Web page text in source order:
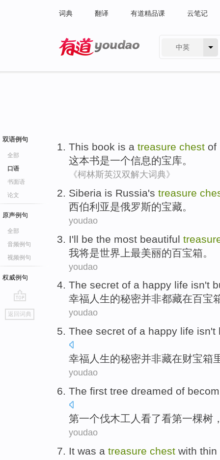
词典 翻译 有道精品课 云笔记
中英
双语例句
全部
口语
书面语
论文
原声例句
全部
音频例句
视频例句
权威例句
go
top
返回词典
This book is a treasure chest of
这本书是一个信息的宝库。
《柯林斯英汉双解大词典》
Siberia is Russia's treasure
西伯利亚是俄罗斯的宝藏。
youdao
I'll be the most beautiful
我将是世界 上最美丽的百宝箱 。
youdao
The secret of a happy life isn't
幸福 人生的秘密并非都藏在百宝
youdao
Thee secret of a happy life isn't
幸福 人生的秘密并非藏在财宝箱
youdao
The first tree dreamed of
第一个伐木工人看了看第一棵树
youdao
It was a treasure chest with thin